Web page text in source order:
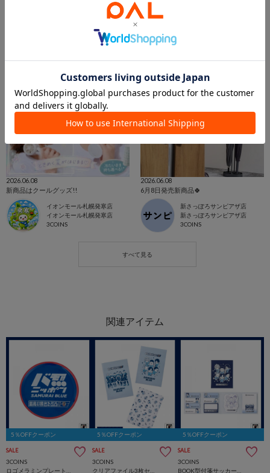
2026.06.08
新商品はクールグッズ!!
イオンモール札幌発寒店
イオンモール札幌発寒店
3COINS
2026.06.08
6月8日発売新商品🍀
新さっぽろサンピアザ店
新さっぽろサンピアザ店
3COINS
5％OFFクーポン
SALE
3COINS
5％OFFクーポン
SALE
3COINS
5％OFFクーポン
SALE
3COINS